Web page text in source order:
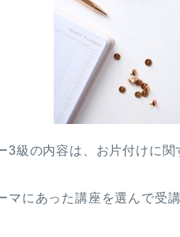
3級の内容は、お片付けに
マにあった講座を選んで受講